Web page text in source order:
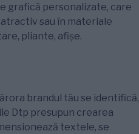
grafică personalizate, care
sau în materiale
pliante, afișe.
brandul tău se identifică,
Dtp presupun crearea
textele, se